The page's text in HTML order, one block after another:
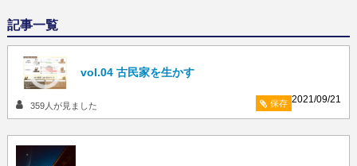
記事一覧
vol.04 古民家を生かす
2021/09/21
359 人が見ました 保存